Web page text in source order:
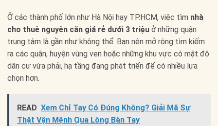
Ở các thành phố lớn như Hà Nội hay TP.HCM, việc tìm nhà
cho thuê nguyên căn giá rẻ dưới 3 triệu ở những quận
trung tâm là gần như không thể. Bạn nên mở rộng tìm kiếm
ra các quận, huyện vùng ven hoặc những khu vực có mật độ
dân cư vừa phải, hạ tầng đang phát triển để có nhiều lựa
chọn hơn.
READ Xem Chỉ Tay Có Đúng Không? Giải Mã Sự
Thật Vận Mệnh Qua Lòng Bàn Tay